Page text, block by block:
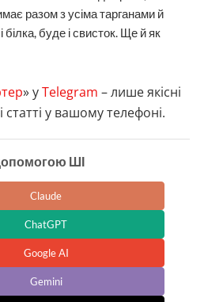
разом з усіма тарганами й
буде і свисток. Ще й як
» уTelegram – лише якісні
статті у вашому телефоні.
ШІ
Claude
ChatGPT
Google AI
Gemini